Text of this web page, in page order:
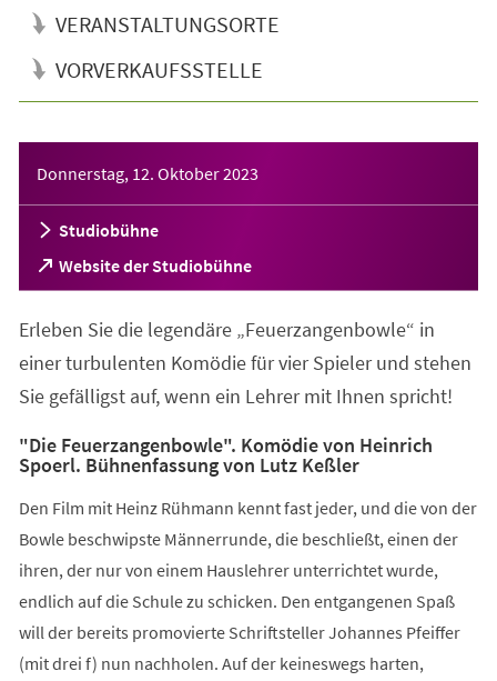
VERANSTALTUNGSORTE
VORVERKAUFSSTELLE
Donnerstag, 12. Oktober 2023
Studiobühne
Website der Studiobühne
(Öffnet
in
neuen
Tab)
Erleben Sie die legendäre „Feuerzangenbowle“ in
einer turbulenten Komödie für vier Spieler und stehen
Sie gefälligst auf, wenn ein Lehrer mit Ihnen spricht!
"Die Feuerzangenbowle". Komödie von Heinrich
Spoerl. Bühnenfassung von Lutz Keßler
Den Film mit Heinz Rühmann kennt fast jeder, und die von der
Bowle beschwipste Männerrunde, die beschließt, einen der
ihren, der nur von einem Hauslehrer unterrichtet wurde,
endlich auf die Schule zu schicken. Den entgangenen Spaß
will der bereits promovierte Schriftsteller Johannes Pfeiffer
(mit drei f) nun nachholen. Auf der keineswegs harten,